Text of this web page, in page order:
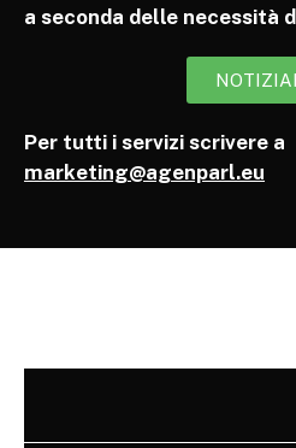
a seconda delle necessità
Per tutti i servizi scrivere a
marketing@agenparl.eu